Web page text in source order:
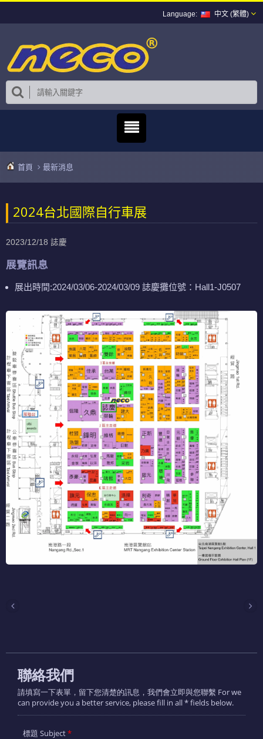
中文 (繁體)
首頁 最新消息
2024台北國際自行車展
2023/12/18 誌慶
展覽訊息
展出時間:2024/03/06-2024/03/09 誌慶攤位號：Hall1-J0507